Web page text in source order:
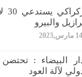
والبيرو
14 مارس,2023
البيضاء :
لآلة العود